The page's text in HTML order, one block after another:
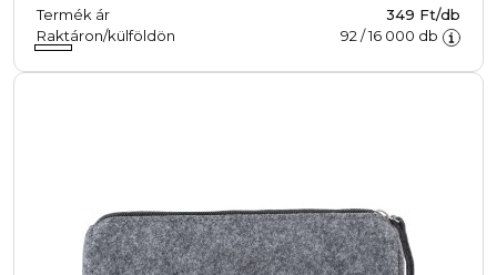
Termék ár
349 Ft/db
Raktáron/külföldön
92 /16 000 db